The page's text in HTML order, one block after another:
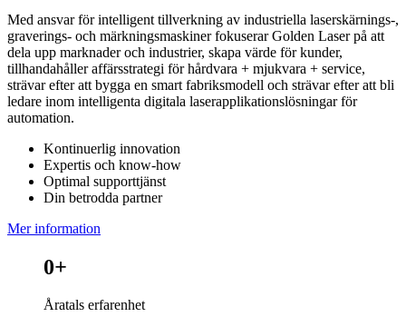
Med ansvar för intelligent tillverkning av industriella laserskärnings-,
graverings- och märkningsmaskiner fokuserar Golden Laser på att
dela upp marknader och industrier, skapa värde för kunder,
tillhandahåller affärsstrategi för hårdvara + mjukvara + service,
strävar efter att bygga en smart fabriksmodell och strävar efter att bli
ledare inom intelligenta digitala laserapplikationslösningar för
automation.
Kontinuerlig innovation
Expertis och know-how
Optimal supporttjänst
Din betrodda partner
Mer information
0+
Åratals erfarenhet